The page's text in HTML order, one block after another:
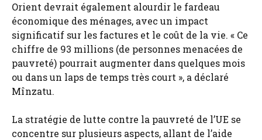
Orient devrait également alourdir le fardeau
économique des ménages, avec un impact
significatif sur les factures et le coût de la vie. « Ce
chiffre de 93 millions (de personnes menacées de
pauvreté) pourrait augmenter dans quelques mois
ou dans un laps de temps très court », a déclaré
Mînzatu.
La stratégie de lutte contre la pauvreté de l’UE se
concentre sur plusieurs aspects, allant de l’aide